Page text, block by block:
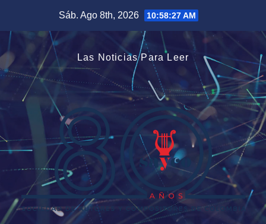
contenido
Sáb. Ago 8th, 2026 10:58:28 AM
Las Noticias Para Leer